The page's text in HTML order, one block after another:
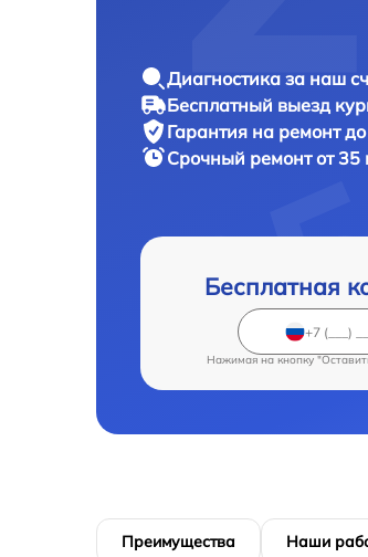
Диагностика за наш
Бесплатный выезд
Гарантия на ремонт до
Срочный ремонт от 35
Бесплатная
Нажимая на кнопку
Преимущества Наши